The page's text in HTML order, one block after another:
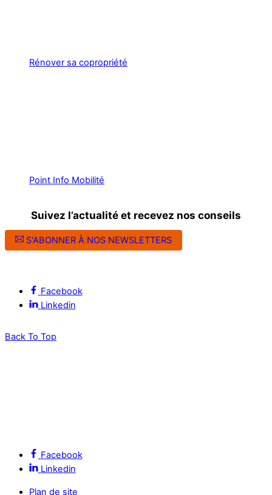
Rénover sa copropriété
Point Info Mobilité
Suivez l’actualité et recevez nos conseils
S'ABONNER À NOS NEWSLETTERS
Facebook
Linkedin
Back To Top
Facebook
Linkedin
Plan de site